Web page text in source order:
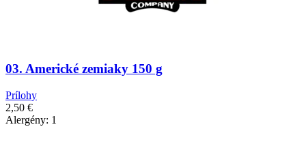
03. Americké zemiaky 150 g
Prílohy
2,50 €
Alergény: 1